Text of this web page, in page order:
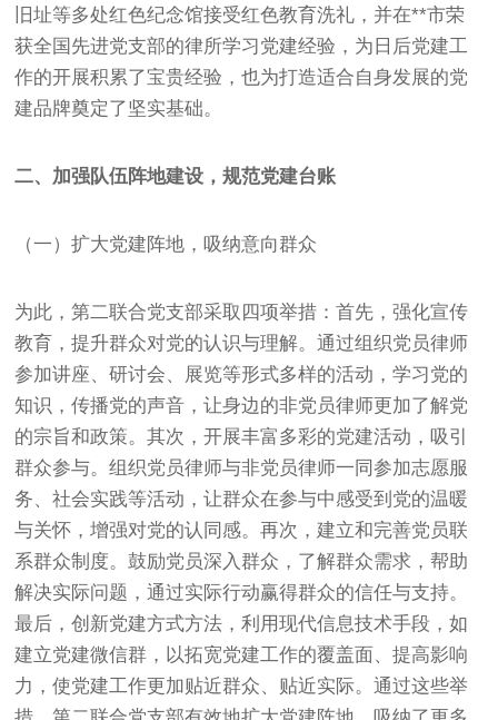
旧址等多处红色纪念馆接受红色教育洗礼，并在**市荣
获全国先进党支部的律所学习党建经验，为日后党建工
作的开展积累了宝贵经验，也为打造适合自身发展的党
建品牌奠定了坚实基础。
二、加强队伍阵地建设，规范党建台账
（一）扩大党建阵地，吸纳意向群众
为此，第二联合党支部采取四项举措：首先，强化宣传
教育，提升群众对党的认识与理解。通过组织党员律师
参加讲座、研讨会、展览等形式多样的活动，学习党的
知识，传播党的声音，让身边的非党员律师更加了解党
的宗旨和政策。其次，开展丰富多彩的党建活动，吸引
群众参与。组织党员律师与非党员律师一同参加志愿服
务、社会实践等活动，让群众在参与中感受到党的温暖
与关怀，增强对党的认同感。再次，建立和完善党员联
系群众制度。鼓励党员深入群众，了解群众需求，帮助
解决实际问题，通过实际行动赢得群众的信任与支持。
最后，创新党建方式方法，利用现代信息技术手段，如
建立党建微信群，以拓宽党建工作的覆盖面、提高影响
力，使党建工作更加贴近群众、贴近实际。通过这些举